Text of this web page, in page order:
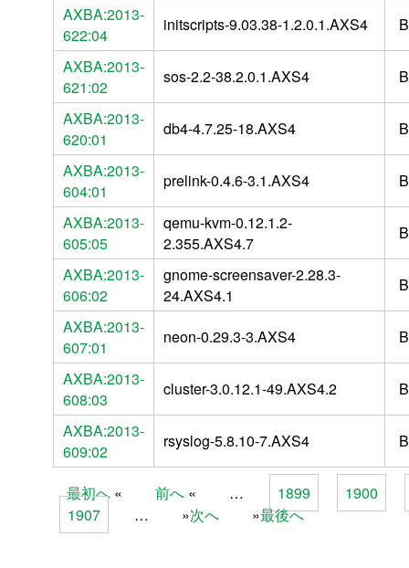
AXBA:2013-
622:04
initscripts-9.03.38-1.2.0.1.AXS4
AXBA:2013-
621:02
sos-2.2-38.2.0.1.AXS4
AXBA:2013-
620:01
db4-4.7.25-18.AXS4
AXBA:2013-
604:01
prelink-0.4.6-3.1.AXS4
AXBA:2013-
605:05
qemu-kvm-0.12.1.2-
2.355.AXS4.7
AXBA:2013-
606:02
gnome-screensaver-2.28.3-
24.AXS4.1
AXBA:2013-
607:01
neon-0.29.3-3.AXS4
AXBA:2013-
608:03
cluster-3.0.12.1-49.AXS4.2
AXBA:2013-
609:02
rsyslog-5.8.10-7.AXS4
Pages
最初へ 前へ … 1899
1900
1907
… 次へ 最後へ